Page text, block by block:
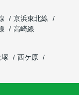
京浜東北線
高崎線
塚
西ケ原